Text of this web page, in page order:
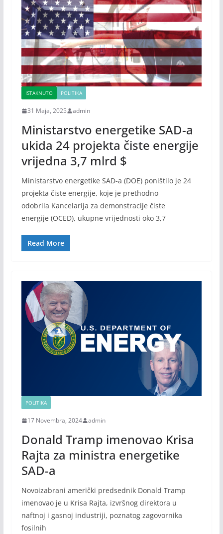
ISTAKNUTO POLITIKA
31 Maja, 2025 admin
Ministarstvo energetike SAD-a
ukida 24 projekta čiste energije
vrijedna 3,7 mlrd $
Ministarstvo energetike SAD-a (DOE) poništilo je 24
projekta čiste energije, koje je prethodno
odobrila Kancelarija za demonstracije čiste
energije (OCED), ukupne vrijednosti oko 3,7
Read More
POLITIKA
17 Novembra, 2024 admin
Donald Tramp imenovao Krisa
Rajta za ministra energetike
SAD-a
Novoizabrani američki predsednik Donald Tramp
imenovao je u Krisa Rajta, izvršnog direktora u
naftnoj i gasnoj industriji, poznatog zagovornika
fosilnih